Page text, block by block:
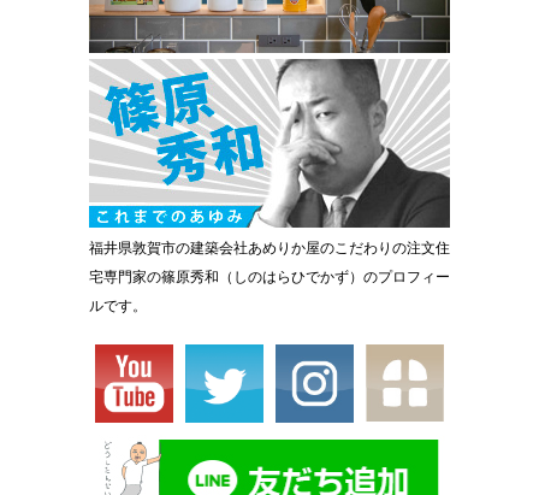
福井県敦賀市の建築会社あめりか屋のこだわりの注文住
宅専門家の篠原秀和（しのはらひでかず）のプロフィー
ルです。